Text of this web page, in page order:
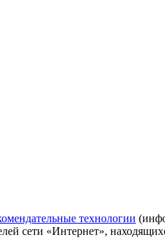
технологии
сети «Интернет»,